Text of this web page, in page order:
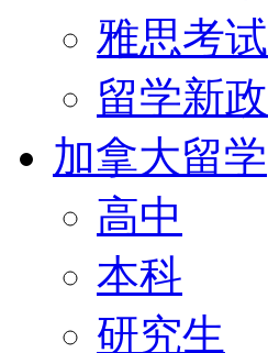
雅思考试
留学新政
加拿大留学
高中
本科
研究生